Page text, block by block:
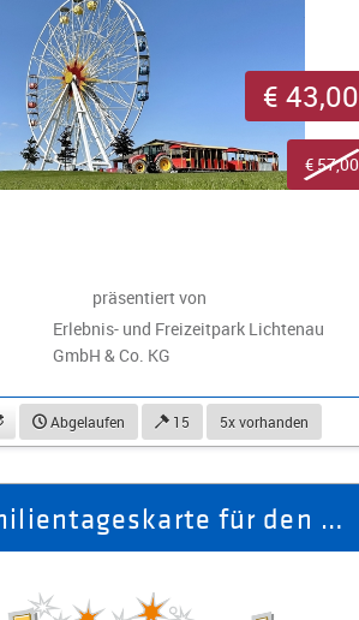
präsentiert von
Erlebnis- und Freizeitpark Lichtenau
GmbH & Co. KG
beobachtenAbgelaufen 15 5x vorhanden
€ 43,00
€ 57,00
Familientageskarte für den Freizeitpark Plohn (2 Erwachsene, 2 Kinder)